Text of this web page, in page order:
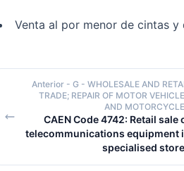
Venta al por menor de cintas
Anterior - G - WHOLESALE AND
TRADE; REPAIR OF MOTOR
AND
CAEN Code 4742: Retail sale
telecommunications equipment
specialised